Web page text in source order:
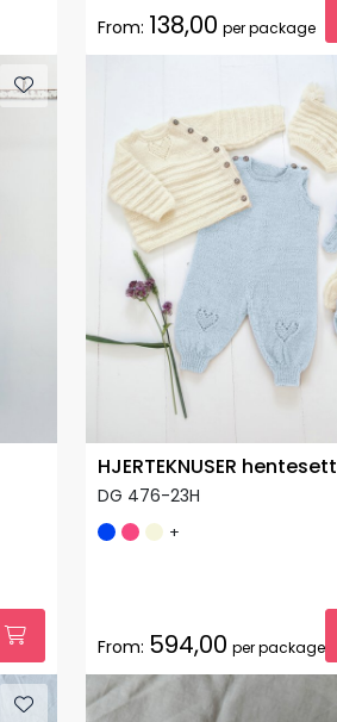
From: 138,00 per package
HJERTEKNUSER hentesett
DG 476-23H
+
From: 594,00 per package